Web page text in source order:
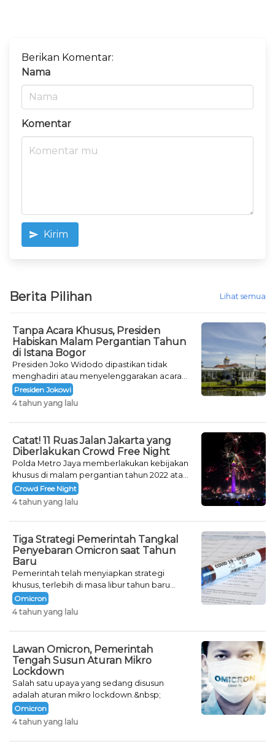
Berikan Komentar:
Nama
Komentar
Kirim
Berita Pilihan Lihat semua
Tanpa Acara Khusus, Presiden
Habiskan Malam Pergantian Tahun
di Istana Bogor
Presiden Joko Widodo dipastikan tidak
menghadiri atau menyelenggarakan acara
khusus untuk mengisi malam pergantian
tahun.
Presiden Jokowi
4 tahun yang lalu
Catat! 11 Ruas Jalan Jakarta yang
Diberlakukan Crowd Free Night
Polda Metro Jaya memberlakukan kebijakan
khusus di malam pergantian tahun 2022 atau
Crowd Free Night selama dua hari.
Crowd Free Night
4 tahun yang lalu
Tiga Strategi Pemerintah Tangkal
Penyebaran Omicron saat Tahun
Baru
Pemerintah telah menyiapkan strategi
khusus, terlebih di masa libur tahun baru
seperti saat ini.
Omicron
4 tahun yang lalu
Lawan Omicron, Pemerintah
Tengah Susun Aturan Mikro
Lockdown
Salah satu upaya yang sedang disusun
adalah aturan mikro lockdown.&nbsp;
Omicron
4 tahun yang lalu